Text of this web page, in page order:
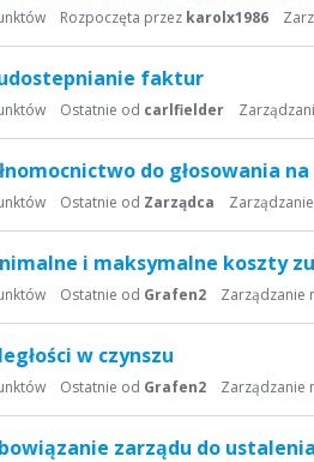
Rozpoczęta przez karolx1986
faktur
Ostatnie od carlfielder
do głosowania
Ostatnie od Zarządca
i maksymalne koszty
Ostatnie od Grafen2 Zarządzanie
w czynszu
Ostatnie od Grafen2 Zarządzanie
zarządu do